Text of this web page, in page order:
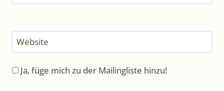
Website
Ja, füge mich zu der Mailingliste hinzu!